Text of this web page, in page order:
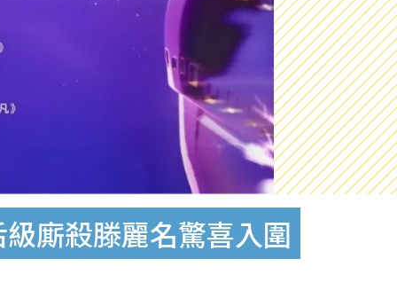
廝殺滕麗名驚喜入圍